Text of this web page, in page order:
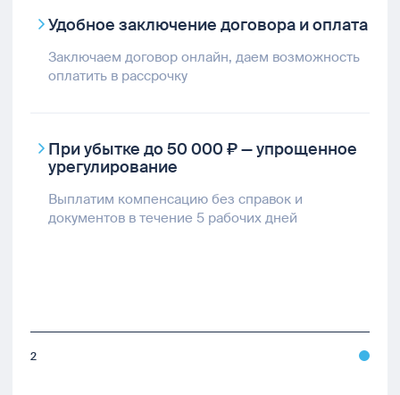
Удобное заключение договора и оплата
Заключаем договор онлайн, даем возможность
оплатить в рассрочку
При убытке до 50 000 ₽ — упрощенное
урегулирование
Выплатим компенсацию без справок и
документов в течение 5 рабочих дней
2